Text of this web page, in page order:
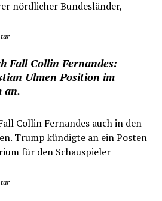
nördlicher Bundesländer,
Fall Collin Fernandes:
Ulmen Position im
an.
Collin Fernandes auch in den
Trump kündigte an ein Posten
für den Schauspieler